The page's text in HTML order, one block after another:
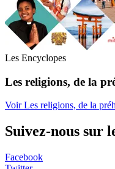
Les Encyclopes
Les religions, de la
Voir Les religions, de la
Suivez-nous sur
Facebook